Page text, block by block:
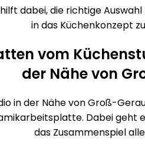
dabei, die richtige
in das Küchenkonzept
vom
der Nähe von
in der Nähe von Groß-
Dabei geht
das Zusammenspiel